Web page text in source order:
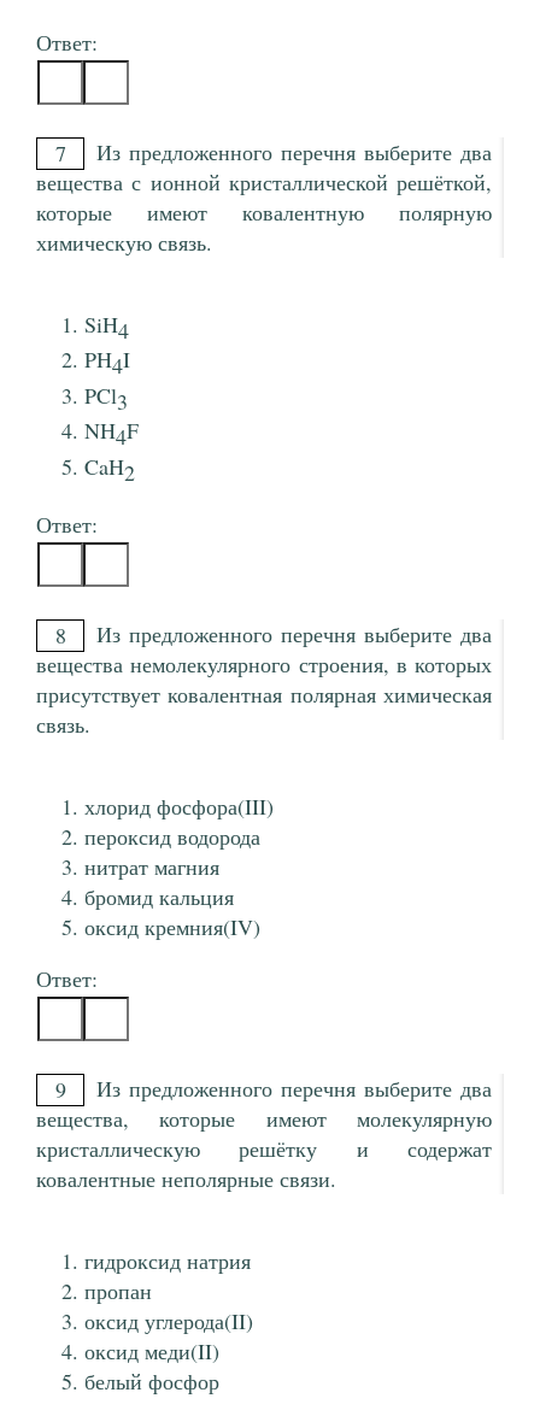
Ответ:
7
Из предложенного перечня выберите два
вещества с ионной кристаллической решёткой,
которые имеют ковалентную полярную
химическую связь.
SiH4
PH4I
PCl3
NH4F
CaH2
Ответ:
8
Из предложенного перечня выберите два
вещества немолекулярного строения, в которых
присутствует ковалентная полярная химическая
связь.
хлорид фосфора(III)
пероксид водорода
нитрат магния
бромид кальция
оксид кремния(IV)
Ответ:
9
Из предложенного перечня выберите два
вещества, которые имеют молекулярную
кристаллическую решётку и содержат
ковалентные неполярные связи.
гидроксид натрия
пропан
оксид углерода(II)
оксид меди(II)
белый фосфор